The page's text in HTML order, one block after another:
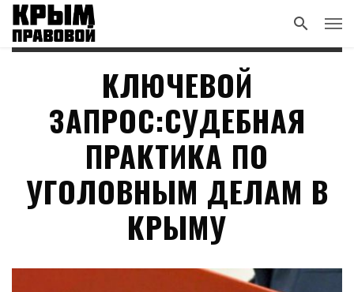
КЛЮЧЕВОЙ
ЗАПРОС:СУДЕБНАЯ
ПРАКТИКА ПО
УГОЛОВНЫМ ДЕЛАМ В
КРЫМУ